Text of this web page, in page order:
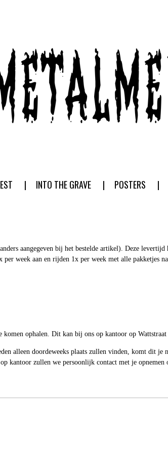
INTO THE GRAVE POSTERS
aangegeven bij het bestelde artikel). Deze
week aan en rijden 1x per week met alle pakketjes
ophalen. Dit kan bij ons op kantoor op
alleen doordeweeks plaats zullen vinden, komt dit
kantoor zullen we persoonlijk contact met je opnemen